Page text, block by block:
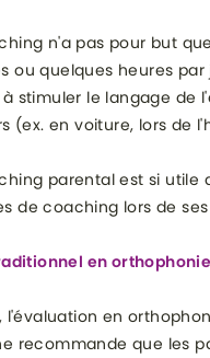
n'a pas pour but
ou quelques heures
stimuler le langage de
(ex. en voiture, lors de
parental est si
de coaching lors de
en
l'évaluation en
recommande que les